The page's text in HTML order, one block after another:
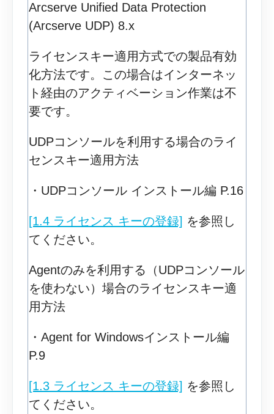
Arcserve Unified Data Protection
(Arcserve UDP) 8.x
ライセンスキー適用方式での製品有効
化方法です。この場合はインターネッ
ト経由のアクティベーション作業は不
要です。
UDPコンソールを利用する場合のライ
センスキー適用方法
・UDPコンソール インストール編 P.16
[1.4 ライセンス キーの登録] を参照し
てください。
Agentのみを利用する（UDPコンソール
を使わない）場合のライセンスキー適
用方法
・Agent for Windowsインストール編
P.9
[1.3 ライセンス キーの登録] を参照し
てください。